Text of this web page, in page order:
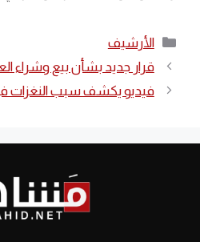
التصنيفات
الأرشيف
قرار جديد بشأن بيع وشراء
فيديو يكشف سبب النغزات